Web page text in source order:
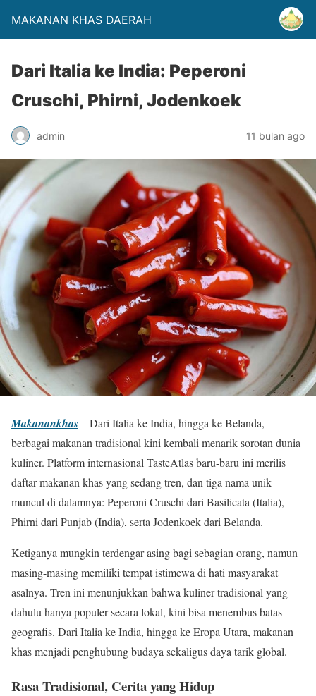
MAKANAN KHAS DAERAH
Dari Italia ke India: Peperoni
Cruschi, Phirni, Jodenkoek
admin 11 bulan ago
Makanankhas– Dari Italia ke India, hingga ke Belanda,
berbagai makanan tradisional kini kembali menarik sorotan dunia
kuliner. Platform internasional TasteAtlas baru-baru ini merilis
daftar makanan khas yang sedang tren, dan tiga nama unik
muncul di dalamnya: Peperoni Cruschi dari Basilicata (Italia),
Phirni dari Punjab (India), serta Jodenkoek dari Belanda.
Ketiganya mungkin terdengar asing bagi sebagian orang, namun
masing-masing memiliki tempat istimewa di hati masyarakat
asalnya. Tren ini menunjukkan bahwa kuliner tradisional yang
dahulu hanya populer secara lokal, kini bisa menembus batas
geografis. Dari Italia ke India, hingga ke Eropa Utara, makanan
khas menjadi penghubung budaya sekaligus daya tarik global.
Rasa Tradisional, Cerita yang Hidup